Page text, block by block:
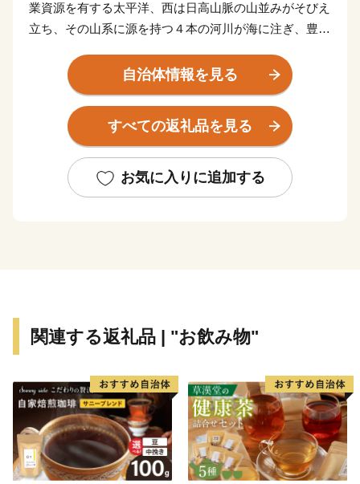
業資源を有する太平洋、西は日高山脈の山並みがそびえ
立ち、その山系に源を持つ４本の河川が海に注ぎ、豊か
発展してきました。
十勝港は、日本で唯一の町が管理する重要港湾で首都圏
を結ぶ海の最短距離に位置するため海上輸送の拠点港と
して今後の発展が期待されています。
サンタランドの認定を受けて以来、「愛と平和、感謝と
奉仕」を基本理念としてサンタランドにふさわしいまち
年(大正15年)には広尾郡茂寄村を広尾村に改称しまし
町制施行は1946年(昭和21年)でありますが、1869年を開
町の年としています。
広尾町はこれからも未来につながるまちづくりを行って
まいります。
自治体情報を見る
すべての返礼品を見る
お気に入りに追加する
関連する返礼品 | "お飲み物"